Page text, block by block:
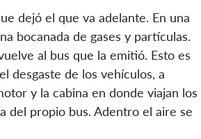
dejó el que va adelante. En una
bocanada de gases y partículas.
al bus que la emitió. Esto es
desgaste de los vehículos, a
y la cabina en donde viajan los
del propio bus. Adentro el aire se